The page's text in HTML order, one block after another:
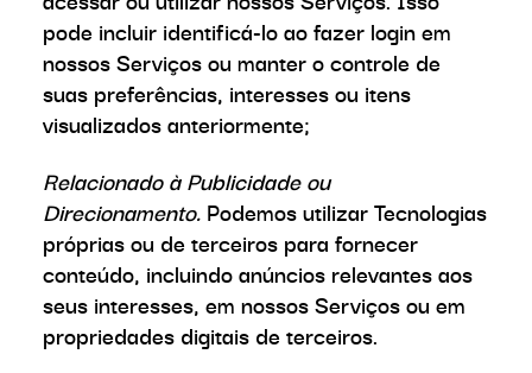
pode incluir identificá-lo ao fazer login em
nossos Serviços ou manter o controle de
suas preferências, interesses ou itens
visualizados anteriormente;
Relacionado à Publicidade ou
Direcionamento. Podemos utilizar Tecnologias
próprias ou de terceiros para fornecer
conteúdo, incluindo anúncios relevantes aos
seus interesses, em nossos Serviços ou em
propriedades digitais de terceiros.